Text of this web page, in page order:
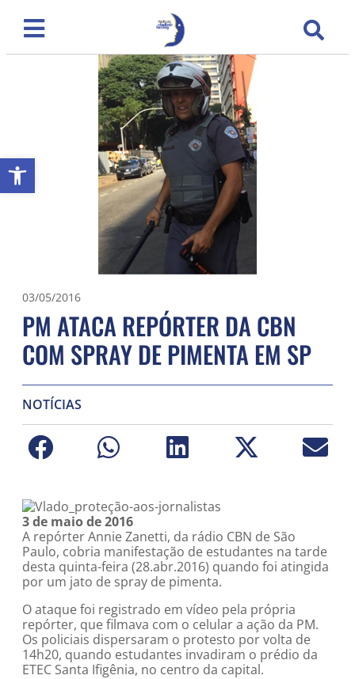
Abrir a barra de ferramentas
03/05/2016
PM ATACA REPÓRTER DA CBN
COM SPRAY DE PIMENTA EM SP
NOTÍCIAS
3 de maio de 2016
A repórter Annie Zanetti, da rádio CBN de São
Paulo, cobria manifestação de estudantes na tarde
desta quinta-feira (28.abr.2016) quando foi atingida
por um jato de spray de pimenta.
O ataque foi registrado em vídeo pela própria
repórter, que filmava com o celular a ação da PM.
Os policiais dispersaram o protesto por volta de
14h20, quando estudantes invadiram o prédio da
ETEC Santa Ifigênia, no centro da capital.